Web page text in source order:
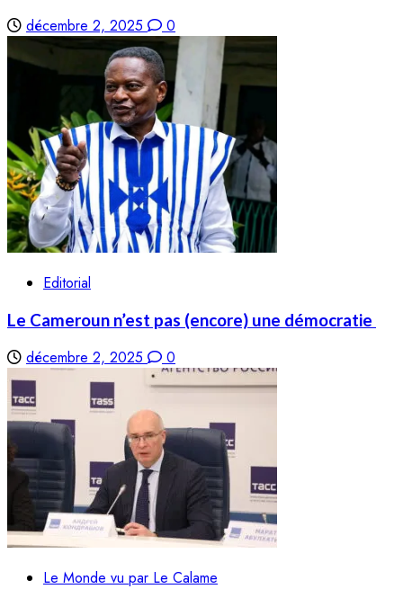
décembre 2, 2025 0
Editorial
Le Cameroun n’est pas (encore) une démocratie
décembre 2, 2025 0
Le Monde vu par Le Calame